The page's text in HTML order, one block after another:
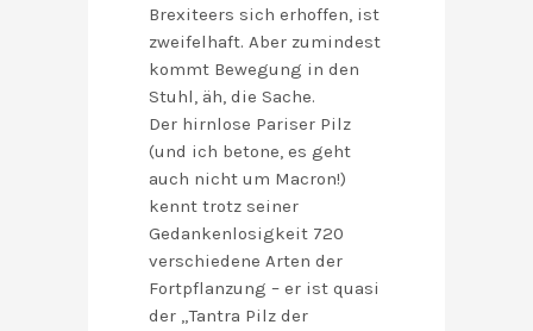
Brexiteers sich erhoffen, ist
zweifelhaft. Aber zumindest
kommt Bewegung in den
Stuhl, äh, die Sache.
Der hirnlose Pariser Pilz
(und ich betone, es geht
auch nicht um Macron!)
kennt trotz seiner
Gedankenlosigkeit 720
verschiedene Arten der
Fortpflanzung – er ist quasi
der „Tantra Pilz der